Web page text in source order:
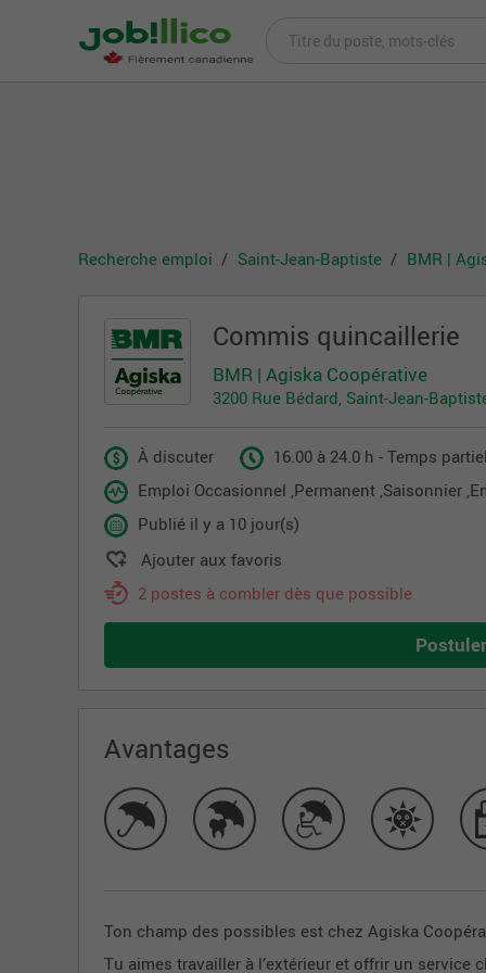
Recherche emploi Saint-Jean-Baptiste BMR |
Commis quincaillerie
BMR | Agiska Coopérative
3200 Rue Bédard, Saint-Jean-
À discuter
16.00 à 24.0 h - Temps partiel
Emploi Occasionnel ,Permanent ,Saisonnier
Publié il y a 10 jour(s)
Ajouter aux favoris
2 postes à combler dès que possible
Avantages
Ton champ des possibles est chez Agiska
Tu aimes travailler à l’extérieur et offrir un